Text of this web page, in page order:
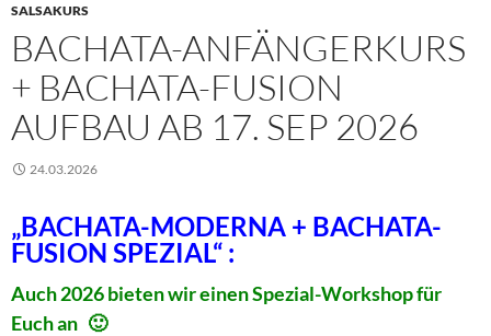
SALSAKURS
BACHATA-ANFÄNGERKURS
+ BACHATA-FUSION
AUFBAU AB 17. SEP 2026
24.03.2026
„BACHATA-MODERNA + BACHATA-
FUSION SPEZIAL“ :
Auch 2026 bieten wir einen Spezial-Workshop für
Euch an 🙂